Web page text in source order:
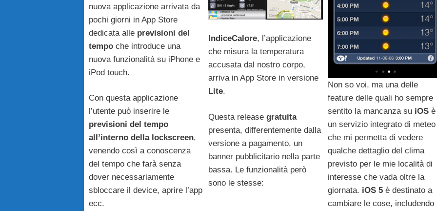
nuova applicazione arrivata da
pochi giorni in App Store
dedicata alle previsioni del
tempo che introduce una
nuova funzionalità su iPhone e
iPod touch.
Con questa applicazione
l’utente può inserire le
previsioni del tempo
all’interno della lockscreen,
venendo così a conoscenza
del tempo che farà senza
dover necessariamente
sbloccare il device, aprire l’app
ecc.
Non so voi, ma una delle
feature delle quali ho sempre
sentito la mancanza su iOSè
un servizio integrato di meteo
che mi permetta di vedere
qualche dettaglio del clima
previsto per le mie località di
interesse che vada oltre la
giornata. iOS 5è destinato a
cambiare le cose, includendo
IndiceCalore, l’applicazione
che misura la temperatura
accusata dal nostro corpo,
arriva in App Store in versione
Lite.
Questa release gratuita
presenta, differentemente dalla
versione a pagamento, un
banner pubblicitario nella parte
bassa. Le funzionalità però
sono le stesse: